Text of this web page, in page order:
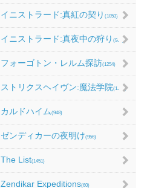
イニストラード:真紅の契り (1053)
イニストラード:真夜中の狩り (986)
フォーゴトン・レルム探訪(1254)
ストリクスヘイヴン:魔法学院(1214)
カルドハイム (948)
ゼンディカーの夜明け(956)
The List(1451)
Zendikar Expeditions(60)